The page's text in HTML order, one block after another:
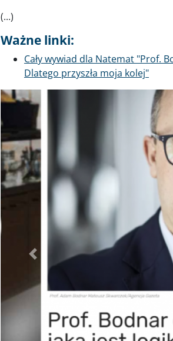
(...)
Ważne linki:
Cały wywiad dla Natemat "Prof.
Dlatego przyszła moja kolej"
Poprzednie